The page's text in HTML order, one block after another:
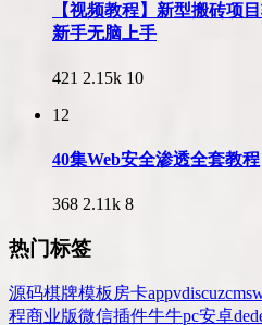
【视频教程】新型搬砖项
新手无脑上手
421 2.15k 10
12
40集Web安全渗透全套教程
368 2.11k 8
热门标签
源码棋牌模板 房卡appvdiscuzcms
程商业版微信插件牛牛pc安卓